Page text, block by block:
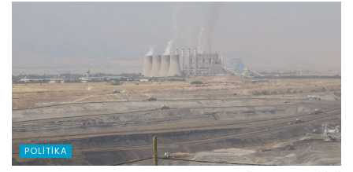
POLITIKA